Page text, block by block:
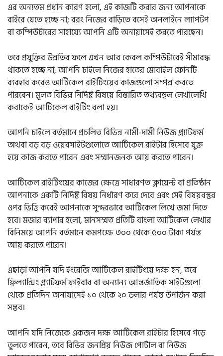
এর অন্যতম প্রধান কারণ হলো, এই কাজটি করার জন্য আপনাকে
বাইরে যেতে হচ্ছে না; বরং নিজের বাড়িতে বসেই অনলাইনে ল্যাপটপ
বা কম্পিউটারের সাহায্যে আপনি এটি অনায়াসেই করতে পারছেন।
তবে প্রযুক্তির উন্নতির ফলে এখন আর কেবল কম্পিউটারেই সীমাবদ্ধ
থাকতে হচ্ছে না, আপনি চাইলে নিজের হাতের মোবাইল ফোনটি
ব্যবহার করেও আর্টিকেল রাইটিংয়ের কাজগুলো সম্পন্ন করতে
পারবেন। মূলত বিভিন্ন নির্দিষ্ট বিষয়ে বিস্তারিত তথ্যবহুল লেখালেখি
করাকেই আর্টিকেল রাইটিং বলা হয়।
আপনি চাইলে বর্তমানে প্রচলিত বিভিন্ন নামী-দামী নিউজ প্ল্যাটফর্ম
অথবা বড় বড় ওয়েবসাইটগুলোতে আর্টিকেল রাইটার হিসেবে যুক্ত
হয়ে কাজ করতে পারেন এবং সম্মানজনক আয় করতে পারেন।
আর্টিকেল রাইটিংয়ের কাজের ক্ষেত্রে সাধারণত ক্লায়েন্ট বা প্রতিষ্ঠান
আপনাকে একটি নির্দিষ্ট বিষয় নির্ধারণ করে দেবে এবং সেই বিষয়বস্তুর
ওপর ভিত্তি করেই আপনাকে সুন্দরভাবে আর্টিকেল লিখে জমা দিতে
হবে। মজার ব্যাপার হলো, মানসম্মত প্রতিটি বাংলা আর্টিকেল লেখার
বিনিময়ে আপনি বর্তমানে কমপক্ষে ৩০০ থেকে ৫০০ টাকা পর্যন্ত
আয় করতে পারেন।
এছাড়া আপনি যদি ইংরেজি আর্টিকেল রাইটিংয়ে দক্ষ হন, তবে
ফ্রিল্যান্সিং প্ল্যাটফর্ম ফাইবার বা অন্যান্য আন্তর্জাতিক সাইটগুলো
থেকে প্রতিদিন অনায়াসেই ১০ থেকে ২০ ডলার পর্যন্ত উপার্জন করা
সম্ভব।
আপনি যদি নিজেকে একজন দক্ষ আর্টিকেল রাইটার হিসেবে গড়ে
তুলতে পারেন, তবে বিভিন্ন জনপ্রিয় নিউজ পোর্টাল বা নিউজ